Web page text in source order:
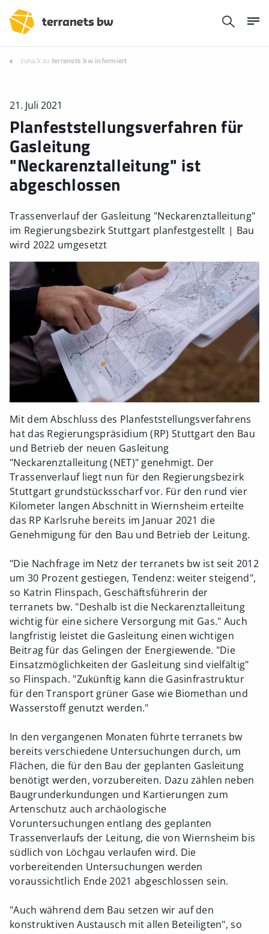
zurück zu terranets bw informiert
21. Juli 2021
Planfeststellungsverfahren für
Gasleitung
"Neckarenztalleitung" ist
abgeschlossen
Trassenverlauf der Gasleitung "Neckarenztalleitung"
im Regierungsbezirk Stuttgart planfestgestellt | Bau
wird 2022 umgesetzt
Mit dem Abschluss des Planfeststellungsverfahrens
hat das Regierungspräsidium (RP) Stuttgart den Bau
und Betrieb der neuen Gasleitung
"Neckarenztalleitung (NET)" genehmigt. Der
Trassenverlauf liegt nun für den Regierungsbezirk
Stuttgart grundstücksscharf vor. Für den rund vier
Kilometer langen Abschnitt in Wiernsheim erteilte
das RP Karlsruhe bereits im Januar 2021 die
Genehmigung für den Bau und Betrieb der Leitung.
"Die Nachfrage im Netz der terranets bw ist seit 2012
um 30 Prozent gestiegen, Tendenz: weiter steigend",
so Katrin Flinspach, Geschäftsführerin der
terranets bw. "Deshalb ist die Neckarenztalleitung
wichtig für eine sichere Versorgung mit Gas." Auch
langfristig leistet die Gasleitung einen wichtigen
Beitrag für das Gelingen der Energiewende. "Die
Einsatzmöglichkeiten der Gasleitung sind vielfältig"
so Flinspach. "Zukünftig kann die Gasinfrastruktur
für den Transport grüner Gase wie Biomethan und
Wasserstoff genutzt werden."
In den vergangenen Monaten führte terranets bw
bereits verschiedene Untersuchungen durch, um
Flächen, die für den Bau der geplanten Gasleitung
benötigt werden, vorzubereiten. Dazu zählen neben
Baugrunderkundungen und Kartierungen zum
Artenschutz auch archäologische
Voruntersuchungen entlang des geplanten
Trassenverlaufs der Leitung, die von Wiernsheim bis
südlich von Löchgau verlaufen wird. Die
vorbereitenden Untersuchungen werden
voraussichtlich Ende 2021 abgeschlossen sein.
"Auch während dem Bau setzen wir auf den
konstruktiven Austausch mit allen Beteiligten", so